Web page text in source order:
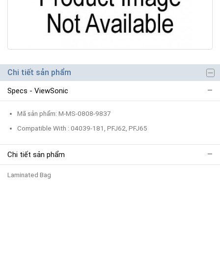
Chi tiết sản phẩm
Specs - ViewSonic
Mã sản phẩm: M-MS-0808-9837
Compatible With : 04039-181, PFJ62, PFJ65
Chi tiết sản phẩm
Laminated Bag